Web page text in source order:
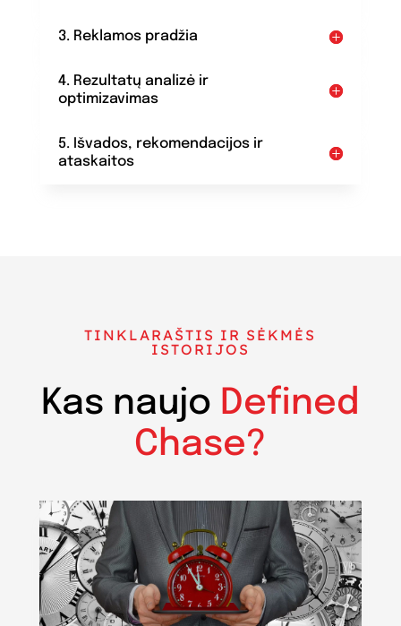
3. Reklamos pradžia
4. Rezultatų analizė ir
optimizavimas
5. Išvados, rekomendacijos ir
ataskaitos
TINKLARAŠTIS IR SĖKMĖS
ISTORIJOS
Kas naujo Defined
Chase?